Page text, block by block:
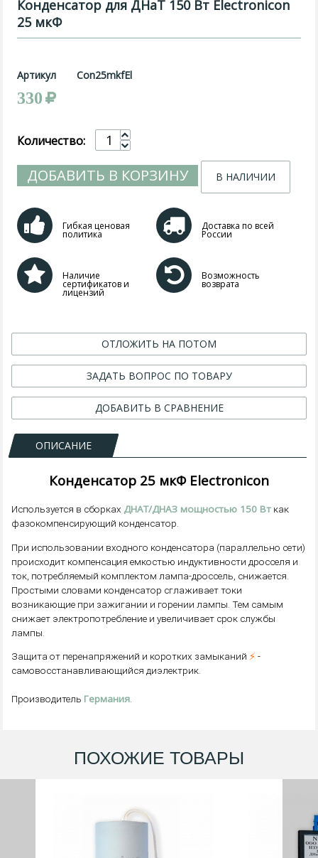
Конденсатор для ДНаТ 150 Вт Electronicon
25 мкФ
Артикул Con25mkfEl
330
Количество:
ДОБАВИТЬ В КОРЗИНУ В НАЛИЧИИ
Гибкая ценовая
политика
Доставка по всей
России
Наличие
сертификатов и
лицензий
Возможность
возврата
ОТЛОЖИТЬ НА ПОТОМ
ЗАДАТЬ ВОПРОС ПО ТОВАРУ
ДОБАВИТЬ В СРАВНЕНИЕ
ОПИСАНИЕ
Конденсатор 25 мкФ Electronicon
Используется в сборках ДНАТ/ДНАЗ мощностью 150 Вт как
фазокомпенсирующий конденсатор.
При использовании входного конденсатора (параллельно сети)
происходит компенсация емкостью индуктивности дросселя и
ток, потребляемый комплектом лампа-дроссель, снижается.
Простыми словами конденсатор сглаживает токи
возникающие при зажигании и горении лампы. Тем самым
снижает электропотребление и увеличивает срок службы
лампы.
Защита от перенапряжений и коротких замыканий ⚡ -
самовосстанавливающийся диэлектрик.
Производитель Германия.
ПОХОЖИЕ ТОВАРЫ